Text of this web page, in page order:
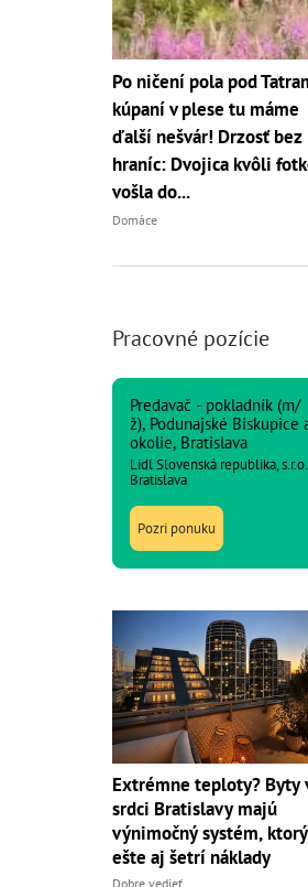
Po ničení pola pod
kúpaní v plese tu máme
ďalší nešvár! Drzosť bez
hraníc: Dvojica kvôli
vošla do...
Domáce
Pracovné pozície
Predavač - pokladník (m/
ž), Podunajské Biskupice
okolie, Bratislava
Lidl Slovenská republika,
Bratislava
Pozri ponuku
Extrémne teploty? Byty
srdci Bratislavy majú
výnimočný systém, ktorý
ešte aj šetrí náklady
Dobre vedieť